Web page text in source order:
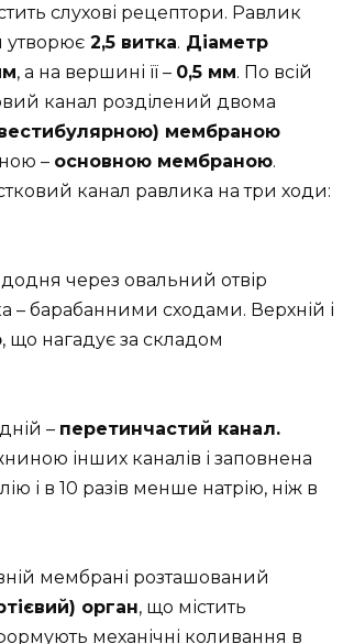
слухові рецептори. Равлик
утворює 2,5 витка. Діаметр
, а на вершині її – 0,5 мм. По всій
канал розділений двома
мембраною
– основною мембраною.
канал равлика на три ходи:
через овальний отвір
– барабанними сходами. Верхній і
, що нагадує за складом
– перетинчастий канал.
інших каналів і заповнена
і в 10 разів менше натрію, ніж в
мембрані розташований
орган, що містить
механічні коливання в